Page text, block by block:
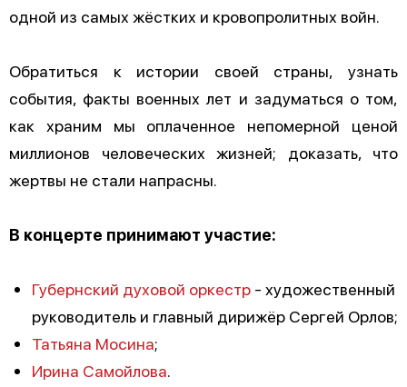
одной из самых жёстких и кровопролитных войн.
Обратиться к истории своей страны, узнать
события, факты военных лет и задуматься о том,
как храним мы оплаченное непомерной ценой
миллионов человеческих жизней; доказать, что
жертвы не стали напрасны.
В концерте принимают участие:
Губернский духовой оркестр - художественный
руководитель и главный дирижёр Сергей Орлов;
Татьяна Мосина;
Ирина Самойлова